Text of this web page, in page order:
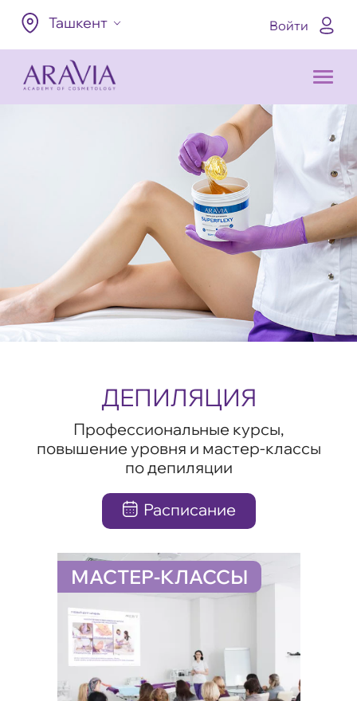
Ташкент Войти
ДЕПИЛЯЦИЯ
Профессиональные курсы,
повышение уровня и мастер-классы
по депиляции
Расписание
МАСТЕР-КЛАССЫ